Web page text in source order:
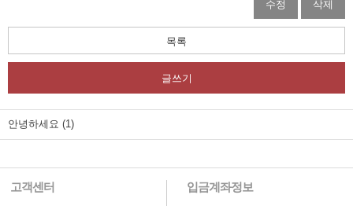
수정 삭제
목록
글쓰기
안녕하세요 (1)
고객센터 입금계좌정보